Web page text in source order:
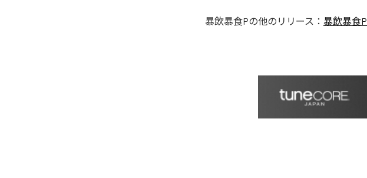
暴飲暴食Pの他のリリース： 暴飲暴食P